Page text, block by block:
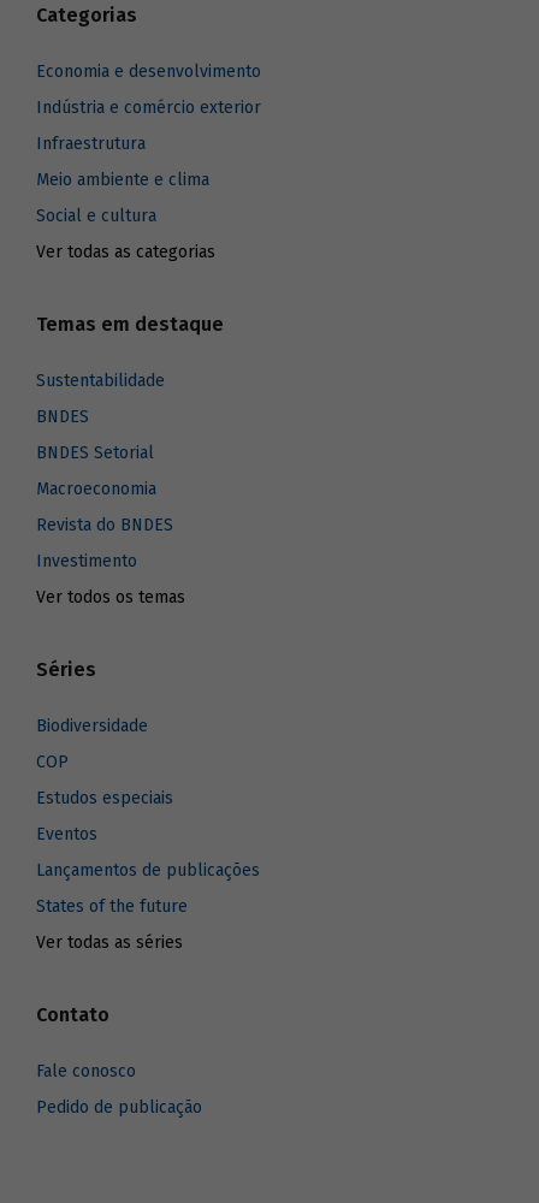
Categorias
Economia e desenvolvimento
Indústria e comércio exterior
Infraestrutura
Meio ambiente e clima
Social e cultura
Ver todas as categorias
Temas em destaque
Sustentabilidade
BNDES
BNDES Setorial
Macroeconomia
Revista do BNDES
Investimento
Ver todos os temas
Séries
Biodiversidade
COP
Estudos especiais
Eventos
Lançamentos de publicações
States of the future
Ver todas as séries
Contato
Fale conosco
Pedido de publicação